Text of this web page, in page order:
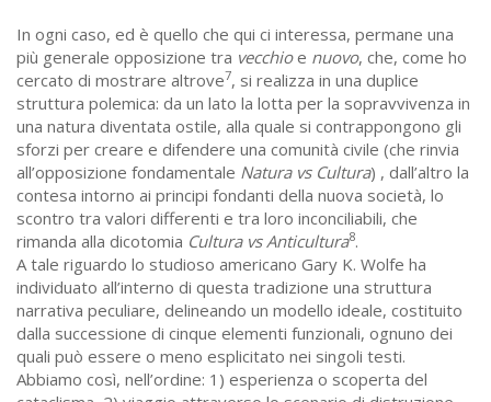
In ogni caso, ed è quello che qui ci interessa, permane una
più generale opposizione tra vecchioe nuovo, che, come ho
cercato di mostrare altrove7, si realizza in una duplice
struttura polemica: da un lato la lotta per la sopravvivenza in
una natura diventata ostile, alla quale si contrappongono gli
sforzi per creare e difendere una comunità civile (che rinvia
all’opposizione fondamentale Natura vs Cultura) , dall’altro la
contesa intorno ai principi fondanti della nuova società, lo
scontro tra valori differenti e tra loro inconciliabili, che
rimanda alla dicotomia Cultura vs Anticultura8.
A tale riguardo lo studioso americano Gary K. Wolfe ha
individuato all’interno di questa tradizione una struttura
narrativa peculiare, delineando un modello ideale, costituito
dalla successione di cinque elementi funzionali, ognuno dei
quali può essere o meno esplicitato nei singoli testi.
Abbiamo così, nell’ordine: 1) esperienza o scoperta del